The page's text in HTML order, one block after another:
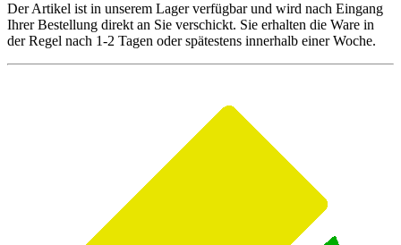
Der Artikel ist in unserem Lager verfügbar und wird nach Eingang
Ihrer Bestellung direkt an Sie verschickt. Sie erhalten die Ware in
der Regel nach 1-2 Tagen oder spätestens innerhalb einer Woche.